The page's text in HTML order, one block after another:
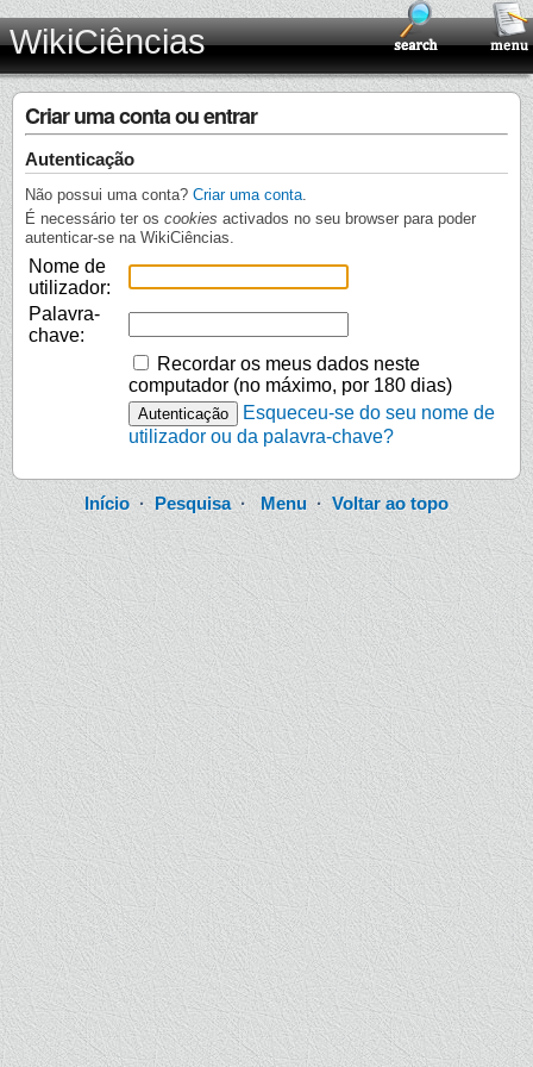
WikiCiências
Criar uma conta ou entrar
Autenticação
Não possui uma conta? Criar uma conta
É necessário ter os cookies activados no seu browser para poder
autenticar-se na WikiCiências.
Nome de
utilizador:
Palavra-
chave:
Recordar os meus dados neste
computador (no máximo, por 180 dias)
Esqueceu-se do seu nome de
utilizador ou da palavra-chave?
Início· Pesquisa·Menu ·Voltar ao topo